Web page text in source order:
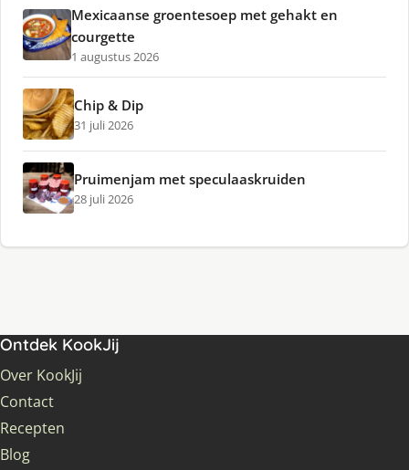
Mexicaanse groentesoep met gehakt en
courgette
1 augustus 2026
Chip & Dip
31 juli 2026
Pruimenjam met speculaaskruiden
28 juli 2026
Ontdek KookJij
Over KookJij
Contact
Recepten
Blog